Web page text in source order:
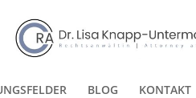
BLOG KONTAKT